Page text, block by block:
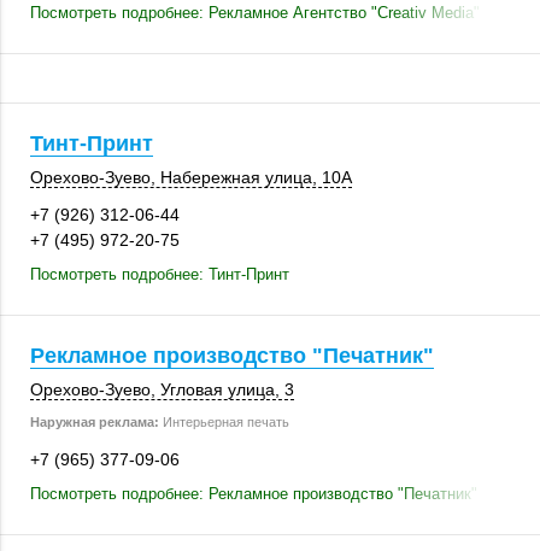
Посмотреть подробнее: Рекламное Агентство "Сreativ Media"
Тинт-Принт
Орехово-Зуево Набережная улица
10А
+7 (926) 312-06-44
+7 (495) 972-20-75
Посмотреть подробнее: Тинт-Принт
Рекламное производство "Печатник"
Орехово-Зуево Угловая улица, 3
Наружная реклама: Интерьерная печать
+7 (965) 377-09-06
Посмотреть подробнее: Рекламное производство "Печатник"